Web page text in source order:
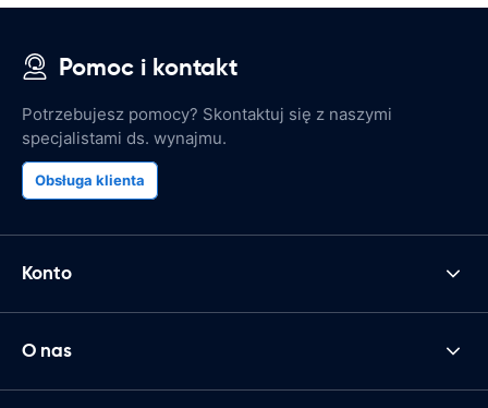
Pomoc i kontakt
Potrzebujesz pomocy? Skontaktuj się z naszymi
specjalistami ds. wynajmu.
Obsługa klienta
Konto
O nas